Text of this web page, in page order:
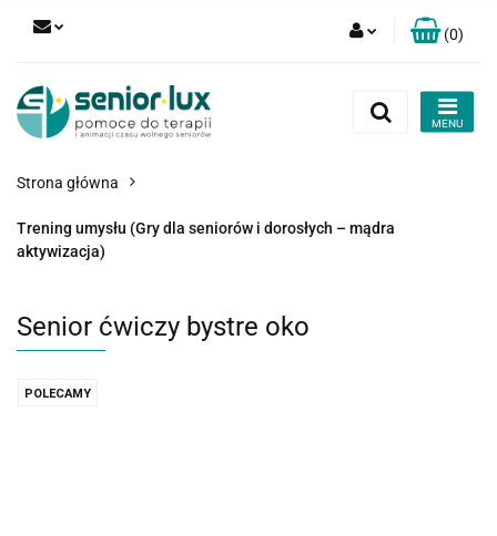
Zarejestruj się
(0)
Strona główna
Trening umysłu (Gry dla seniorów i dorosłych – mądra
aktywizacja)
Senior ćwiczy bystre oko
POLECAMY